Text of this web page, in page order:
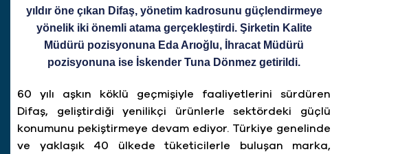
yıldır öne çıkan Difaş, yönetim kadrosunu güçlendirmeye
yönelik iki önemli atama gerçekleştirdi. Şirketin Kalite
Müdürü pozisyonuna Eda Arıoğlu, İhracat Müdürü
pozisyonuna ise İskender Tuna Dönmez getirildi.
60 yılı aşkın köklü geçmişiyle faaliyetlerini sürdüren
Difaş, geliştirdiği yenilikçi ürünlerle sektördeki güçlü
konumunu pekiştirmeye devam ediyor. Türkiye genelinde
ve yaklaşık 40 ülkede tüketicilerle buluşan marka,